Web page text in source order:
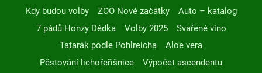
Kdy budou volby
ZOO Nové začátky
Auto – katalog
7 pádů Honzy Dědka
Volby 2025
Svařené víno
Tatarák podle Pohlreicha
Aloe vera
Pěstování lichořeřišnice
Výpočet ascendentu